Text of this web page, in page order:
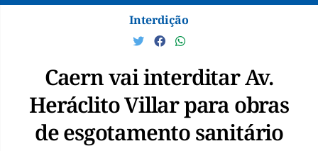
Interdição
Caern vai interditar Av.
Heráclito Villar para obras
de esgotamento sanitário